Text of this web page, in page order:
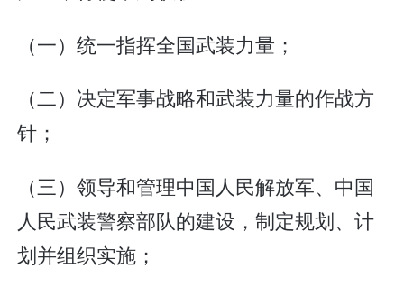
（一）统一指挥全国武装力量；
（二）决定军事战略和武装力量的作战方
针；
（三）领导和管理中国人民解放军、中国
人民武装警察部队的建设，制定规划、计
划并组织实施；